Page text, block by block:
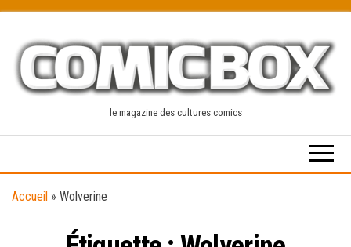
content
le magazine des cultures comics
Accueil » Wolverine